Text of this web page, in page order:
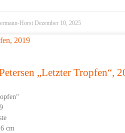
Horst Dezember 10, 2025
„Letzter Tropfen“,
cm